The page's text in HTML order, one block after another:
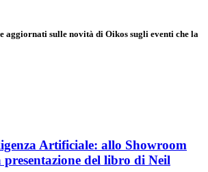
aggiornati sulle novità di Oikos sugli eventi che la
Artificiale: allo Showroom
del libro di Neil